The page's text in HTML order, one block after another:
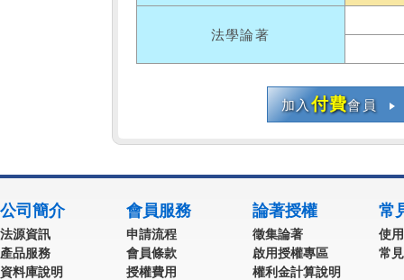
法學論著
加入付費會員
公司簡介
法源資訊
產品服務
資料庫說明
會員服務
申請流程
會員條款
授權費用
論著授權
徵集論著
啟用授權專區
權利金計算說明
常
使
常